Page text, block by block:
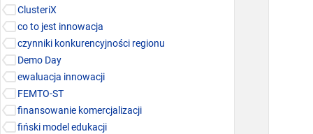
ClusteriX
co to jest innowacja
czynniki konkurencyjności regionu
Demo Day
ewaluacja innowacji
FEMTO-ST
finansowanie komercjalizacji
fiński model edukacji